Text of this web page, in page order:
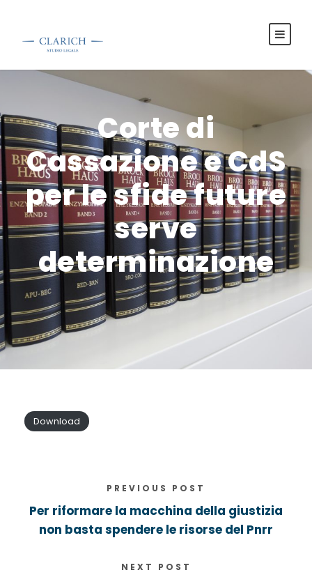
Corte di
Cassazione e CdS
per le sfide future
serve
determinazione
Download
PREVIOUS POST
Per riformare la macchina della giustizia
non basta spendere le risorse del Pnrr
NEXT POST